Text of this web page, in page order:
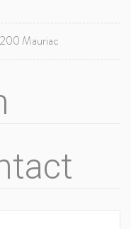
Mauriac